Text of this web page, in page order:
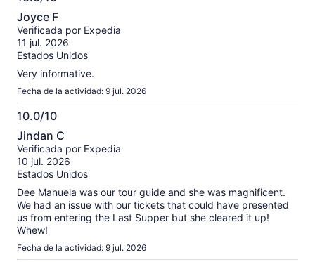
información
sobre
las
opiniones
verificadas
10.0
de
10
Joyce F
Verificada por Expedia
11 jul. 2026
Estados Unidos
Very informative.
Fecha de la actividad: 9 jul. 2026
10.0/10
10.0
de
10
Jindan C
Verificada por Expedia
10 jul. 2026
Estados Unidos
Dee Manuela was our tour guide and she was magnificent.
We had an issue with our tickets that could have presented
us from entering the Last Supper but she cleared it up!
Whew!
Fecha de la actividad: 9 jul. 2026